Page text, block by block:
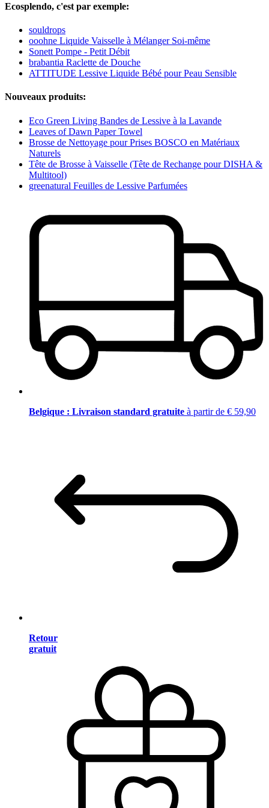
Ecosplendo, c'est par exemple:
souldrops
ooohne Liquide Vaisselle à Mélanger Soi-même
Sonett Pompe - Petit Débit
brabantia Raclette de Douche
ATTITUDE Lessive Liquide Bébé pour Peau Sensible
Nouveaux produits:
Eco Green Living Bandes de Lessive à la Lavande
Leaves of Dawn Paper Towel
Brosse de Nettoyage pour Prises BOSCO en Matériaux
Naturels
Tête de Brosse à Vaisselle (Tête de Rechange pour DISHA &
Multitool)
greenatural Feuilles de Lessive Parfumées
Belgique : Livraison standard gratuite à partir de € 59,90
Retour
gratuit